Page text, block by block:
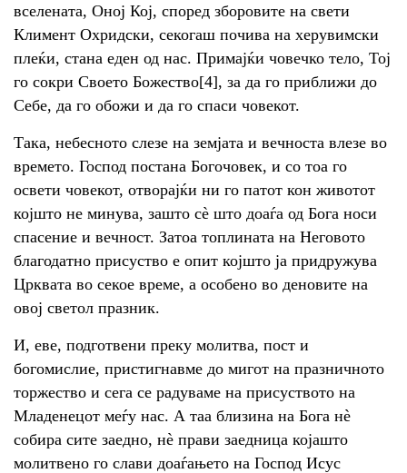
вселената, Оној Кој, според зборовите на свети
Климент Охридски, секогаш почива на херувимски
плеќи, стана еден од нас. Примајќи човечко тело, Тој
го сокри Своето Божество[4], за да го приближи до
Себе, да го обожи и да го спаси човекот.
Така, небесното слезе на земјата и вечноста влезе во
времето. Господ постана Богочовек, и со тоа го
освети човекот, отворајќи ни го патот кон животот
којшто не минува, зашто сè што доаѓа од Бога носи
спасение и вечност. Затоа топлината на Неговото
благодатно присуство е опит којшто ја придружува
Црквата во секое време, а особено во деновите на
овој светол празник.
И, еве, подготвени преку молитва, пост и
богомислие, пристигнавме до мигот на празничното
торжество и сега се радуваме на присуството на
Младенецот меѓу нас. А таа близина на Бога нè
собира сите заедно, нè прави заедница којашто
молитвено го слави доаѓањето на Господ Исус